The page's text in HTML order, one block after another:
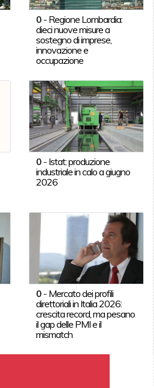
0 - Regione Lombardia:
dieci nuove misure a
sostegno di imprese,
innovazione e
occupazione
0 - Istat: produzione
industriale in calo a giugno
2026
0 - Mercato dei profili
direttoriali in Italia 2026:
crescita record, ma pesano
il gap delle PMI e il
mismatch